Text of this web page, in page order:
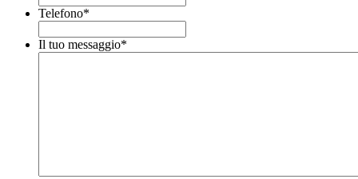
Telefono*
Il tuo messaggio*